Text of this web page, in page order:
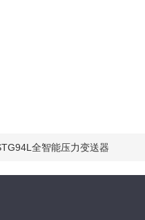
全智能压力变送器